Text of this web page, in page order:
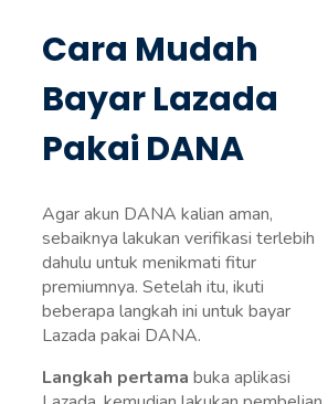
Cara Mudah
Bayar Lazada
Pakai DANA
Agar akun DANA kalian aman,
sebaiknya lakukan verifikasi terlebih
dahulu untuk menikmati fitur
premiumnya. Setelah itu, ikuti
beberapa langkah ini untuk bayar
Lazada pakai DANA.
Langkah pertama buka aplikasi